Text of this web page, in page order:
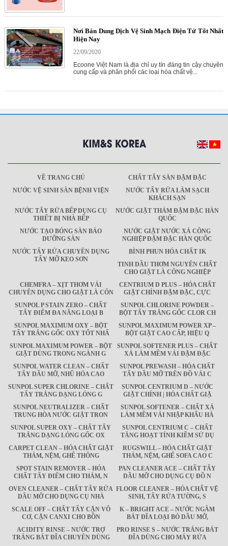
Nơi Bán Dung Dịch Vệ Sinh Mạch Điện Tử Tốt Nhất
Hiện Nay
22/09/2020
Ecoone Việt Nam là địa chỉ uy tín đáng tin cậy chuyên
cung cấp và phân phối các loại hóa chất vệ...
VỀ TRANG CHỦ
CHẤT TẨY SÀN ĐẬM ĐẶC
NƯỚC VỆ SINH SÀN BỆNH VIỆN
NƯỚC TẨY RỬA LÀM SẠCH
KHÁCH SẠN
NƯỚC TẨY RỬA BẾP DỤNG CỤ
THIẾT BỊ NHÀ BẾP
NƯỚC GIẶT THẢM ĐẬM ĐẶC HÀN
QUỐC
NƯỚC TẠO BÓNG SÀN BẢO
DƯỠNG SÀN
NƯỚC GIẶT NƯỚC XẢ CÔNG
NGHIỆP ĐẬM ĐẶC HÀN QUỐC
NƯỚC TẨY RỬA CHUYÊN DỤNG
TẨY MỠ KEO SƠN
BÌNH PHUN HÓA CHẤT IK
TINH DẦU THƠM NGUYÊN CHẤT
CHO GIẶT LÀ CÔNG NGHIỆP
CHEMFRA – XỊT THƠM VẢI
CHUYÊN DỤNG CHO GIẶT LÀ CÔN
CENTRIUM D PLUS – HÓA CHẤT
GIẶT CHÍNH ĐẬM ĐẶC, CỰC
SUNPOL P STAIN ZERO – CHẤT
TẨY ĐIỂM ĐA NĂNG LOẠI B
SUNPOL CHLORINE POWDER –
BỘT TẨY TRẮNG GỐC CLOR CH
SUNPOL MAXIMUM OXY – BỘT
TẨY TRẮNG GỐC OXY TỐT NHẤ
SUNPOL MAXIMUM POWER XP –
BỘT GIẶT CAO CẤP, HIỆU Q
SUNPOL MAXIMUM POWER – BỘT
GIẶT DÙNG TRONG NGÀNH G
SUNPOL SOFTENER PLUS – CHẤT
XẢ LÀM MỀM VẢI ĐẬM ĐẶC
SUNPOL WATER CLEAN – CHẤT
TẨY DẦU MỠ, NHŨ HÓA CAO
SUNPOL PREWASH – HÓA CHẤT
TẨY DẦU MỠ TRÊN ĐỒ VẢI C
SUNPOL SUPER CHLORINE – CHẤT
TẨY TRẮNG DẠNG LỎNG G
SUNPOL CENTRIUM D – NƯỚC
GIẶT CHÍNH | HÓA CHẤT GIẶ
SUNPOL NEUTRALIZER – CHẤT
TRUNG HÒA NƯỚC GIẶT TRON
SUNPOL SOFTENER – CHẤT XẢ
LÀM MỀM VẢI NHẬP KHẨU HÀ
SUNPOL SUPER OXY – CHẤT TẨY
TRẮNG DẠNG LỎNG GỐC OX
SUNPOL CENTRIUM C – CHẤT
TĂNG HOẠT TÍNH KIỀM SỬ DỤ
CARPET CLEAN – HÓA CHẤT GIẶT
THẢM, NỆM, GHẾ THÔNG
RUGSWILL – HÓA CHẤT GIẶT
THẢM, NỆM, GHẾ SOFA CAO C
SPOT STAIN REMOVER – HÓA
CHẤT TẨY ĐIỂM CHO THẢM, N
PAN CLEANER ACE – CHẤT TẨY
DẦU MỠ CHO DỤNG CỤ ĐỒ N
OVEN CLEANER – CHẤT TẨY RỬA
DẦU MỠ CHO DỤNG CỤ NHÀ
FLOOR CLEANER – HÓA CHẤT VỆ
SINH, TẨY RỬA TƯỜNG, S
SCALE OFF – CHẤT TẨY CẶN VÔ
CƠ, CẶN CANXI CHO BỒN
K – BRIGHT ACE – NƯỚC NGÂM
BÁT ĐĨA LOẠI BỎ DẦU MỠ,
ACIDITY RINSE – NƯỚC TRỢ
TRÁNG BÁT ĐĨA CHUYÊN DÙNG
PRO RINSE S – NƯỚC TRÁNG BÁT
ĐĨA DÙNG CHO MÁY RỬA